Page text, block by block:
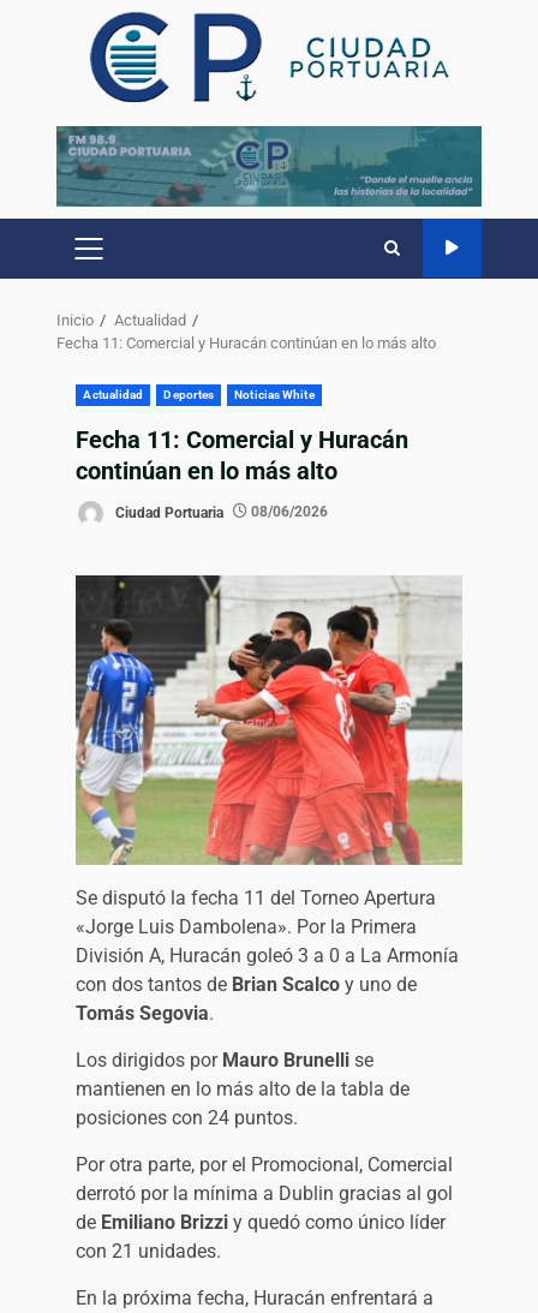
Inicio
Actualidad
Fecha 11: Comercial y Huracán continúan en lo más alto
Actualidad Deportes Noticias White
Fecha 11: Comercial y Huracán
continúan en lo más alto
Ciudad Portuaria 08/06/2026
Se disputó la fecha 11 del Torneo Apertura
«Jorge Luis Dambolena». Por la Primera
División A, Huracán goleó 3 a 0 a La Armonía
con dos tantos de Brian Scalco y uno de
Tomás Segovia.
Los dirigidos por Mauro Brunelli se
mantienen en lo más alto de la tabla de
posiciones con 24 puntos.
Por otra parte, por el Promocional, Comercial
derrotó por la mínima a Dublin gracias al gol
de Emiliano Brizzi y quedó como único líder
con 21 unidades.
En la próxima fecha, Huracán enfrentará a